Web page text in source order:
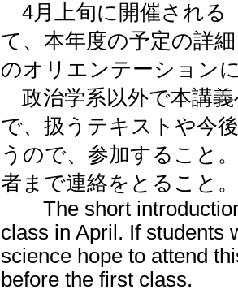
4月上旬に開催される
て、本年度の予定の詳
のオリエンテーション
政治学系以外で本講
で、扱うテキストや今
うので、参加すること
者まで連絡をとること。
The short introduction
class in April. If students
science hope to attend
before the first class.